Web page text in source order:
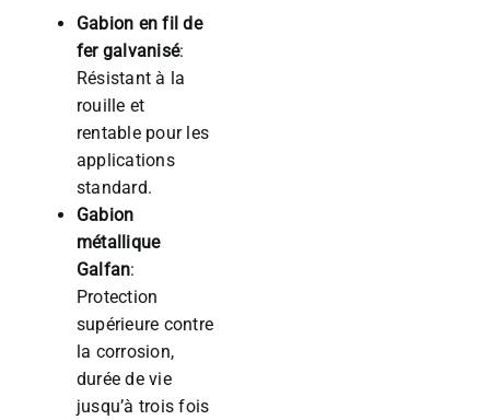
Gabion en fil de
fer galvanisé:
Résistant à la
rouille et
rentable pour les
applications
standard.
Gabion
métallique
Galfan:
Protection
supérieure contre
la corrosion,
durée de vie
jusqu’à trois fois